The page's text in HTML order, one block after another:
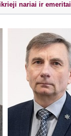
nariai ir emeritai